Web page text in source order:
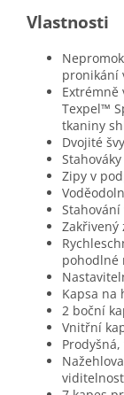
Vlastnosti
pronikání
Extrémně
Texpel™
tkaniny
Dvojité
Zipy v
pohodlné
Kapsa na
2 boční
Vnitřní
viditelnost